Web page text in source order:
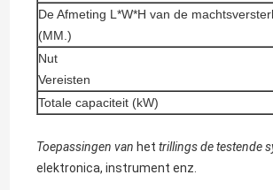
De Afmeting L*W*H van de
(MM.)
Nut
Vereisten
Totale capaciteit (kW)
Toepassingen van het trillingsdetestende
elektronica, instrument enz.